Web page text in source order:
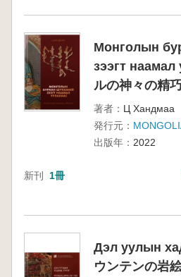
Монголын
зээгт наамал
ルの神々の精
著者： Ц Хандмаа
発行元：
出版年： 2022
新刊 1冊
Дэл уулын
ウンテンの岩